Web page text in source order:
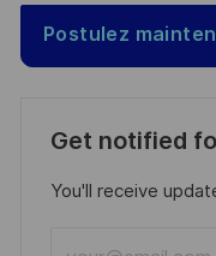
Postulez
Get notified
You'll receive